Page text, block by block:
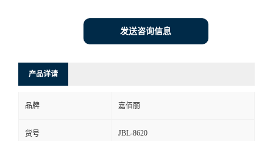
发送咨询信息
产品详请
品牌 嘉佰丽
货号 JBL-8620